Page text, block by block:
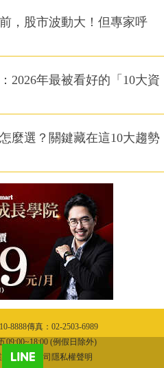
，股市波動大！但專家呼
2026年最被看好的「10大資
麼選？關鍵藏在這10大趨勢
8888傳真：02-2503-6989
09:00~18:00 (例假日除外)
份有限公司隱私權聲明